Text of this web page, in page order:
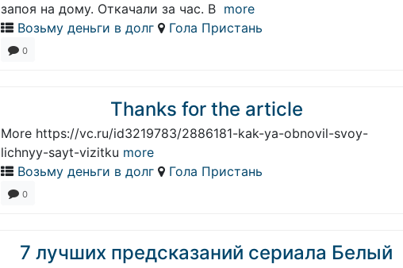
запоя на дому. Откачали за час. В more
Возьму деньги в долг
Гола Пристань
0
Thanks for the article
More https://vc.ru/id3219783/2886181-kak-ya-obnovil-svoy-
lichnyy-sayt-vizitku more
Возьму деньги в долг
Гола Пристань
0
7 лучших предсказаний сериала Белый